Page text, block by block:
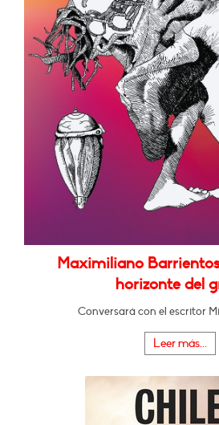
Maximiliano
horizonte del
Conversará con el escritor
Leer más...